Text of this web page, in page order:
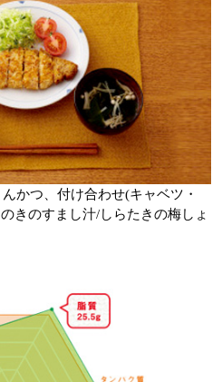
かつ、付け合わせ(キャベツ・
きのすまし汁/しらたきの梅しょ